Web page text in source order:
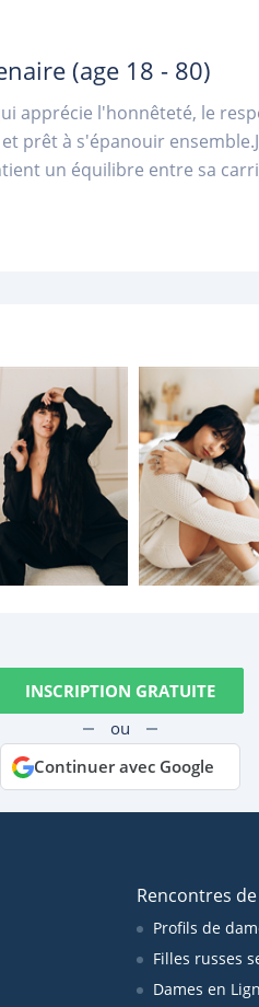
(age 18 - 80)
apprécie l'honnêteté, le
prêt à s'épanouir
un équilibre entre sa
INSCRIPTION GRATUITE
ou
Continuer avec Google
Rencontres
Profils de
Filles russes
Dames en